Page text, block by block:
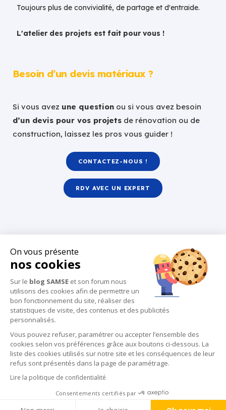
Toujours plus de convivialité, de partage et d'entraide.
L'atelier des projets est fait pour vous !
Besoin d’un devis matériaux ?
Si vous avez une question ou si vous avez besoin
d’un devis pour vos projets de rénovation ou de
construction, laissez les pros vous guider !
CONTACTEZ-NOUS !
RDV AVEC UN EXPERT
SAMSE.FR
MENTIONS LÉGALES
CONDITIONS D’UTILISATION COOKIES
On vous présente
nos cookies
Sur le blog SAMSE et son forum nous
utilisons des cookies afin de permettre un
bon fonctionnement du site, réaliser des
statistiques de visite, des contenus et des publicités
personnalisés.
Vous pouvez refuser, paramétrer ou accepter l’ensemble des
cookies selon vos préférences grâce aux boutons ci-dessous. La
liste des cookies utilisés sur notre site et les conséquences de leur
refus sont présentés dans la page de paramétrage.
Lire la politique de confidentialité
Consentements certifiés par